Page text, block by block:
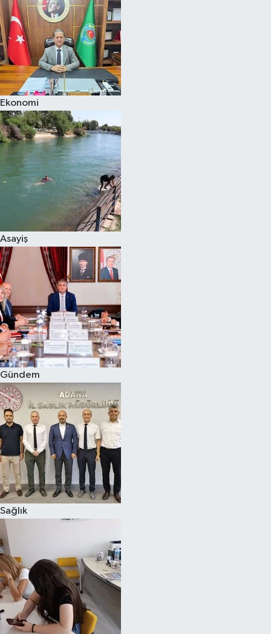
Ekonomi
Asayiş
Gündem
Sağlık